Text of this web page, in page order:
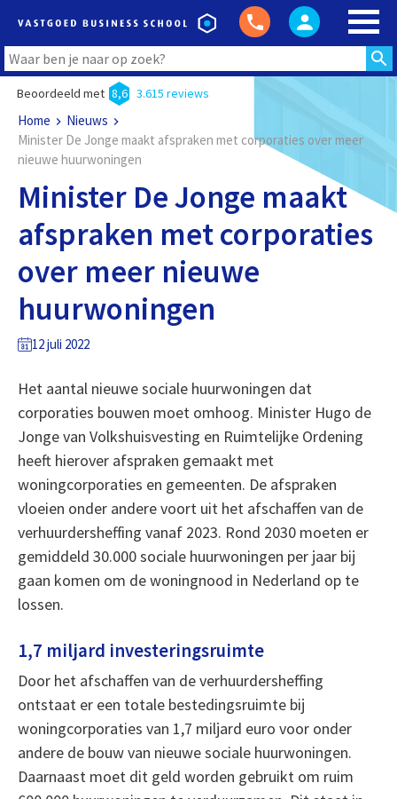
Beoordeeld met 8,6 3.615 reviews
Home
Nieuws
Minister De Jonge maakt afspraken met corporaties over meer
nieuwe huurwoningen
Minister De Jonge maakt
afspraken met corporaties
over meer nieuwe
huurwoningen
12 juli 2022
Het aantal nieuwe sociale huurwoningen dat
corporaties bouwen moet omhoog. Minister Hugo de
Jonge van Volkshuisvesting en Ruimtelijke Ordening
heeft hierover afspraken gemaakt met
woningcorporaties en gemeenten. De afspraken
vloeien onder andere voort uit het afschaffen van de
verhuurdersheffing vanaf 2023. Rond 2030 moeten er
gemiddeld 30.000 sociale huurwoningen per jaar bij
gaan komen om de woningnood in Nederland op te
lossen.
1,7 miljard investeringsruimte
Door het afschaffen van de verhuurdersheffing
ontstaat er een totale bestedingsruimte bij
woningcorporaties van 1,7 miljard euro voor onder
andere de bouw van nieuwe sociale huurwoningen.
Daarnaast moet dit geld worden gebruikt om ruim